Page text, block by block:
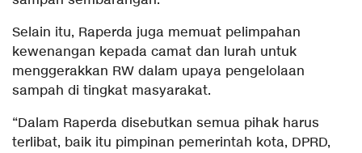
Selain itu, Raperda juga memuat pelimpahan
kewenangan kepada camat dan lurah untuk
menggerakkan RW dalam upaya pengelolaan
sampah di tingkat masyarakat.
“Dalam Raperda disebutkan semua pihak harus
terlibat, baik itu pimpinan pemerintah kota, DPRD,